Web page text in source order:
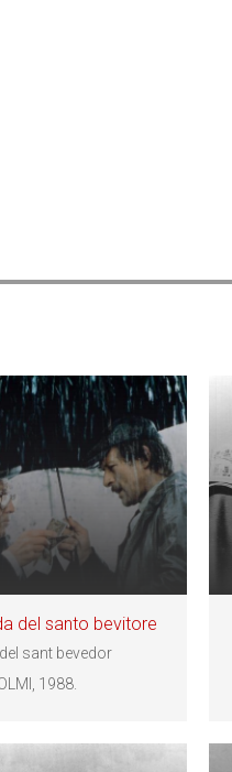
del santo bevitore
sant bevedor
1988.